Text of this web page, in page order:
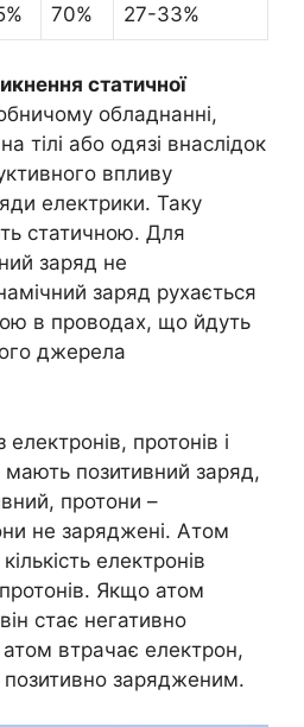
70% 27-33%
статичної
обладнанні,
тілі або одязі внаслідок
впливу
електрики. Таку
статичною. Для
заряд не
заряд рухається
в проводах, що йдуть
джерела
протонів і
мають позитивний заряд,
протони –
не заряджені. Атом
електронів
Якщо атом
стає негативно
втрачає електрон,
позитивно зарядженим.